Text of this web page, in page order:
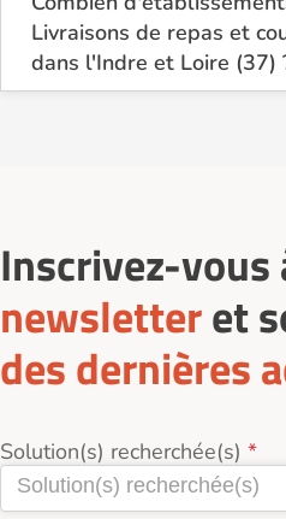
Livraisons de repas et
dans l'Indre et Loire (37)
Sur le site Logement-
Inscrivez-vous
newsletteret
des dernières
Solution(s) recherchée(s)